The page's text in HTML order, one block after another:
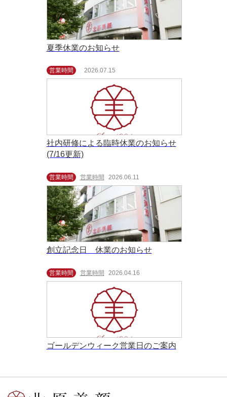
夏季休業のお知らせ
営業時間 2026.07.15
社内研修による臨時休業のお知らせ
(7/16更新)
営業時間 営業時間 2026.06.11
創立記念日 休業のお知らせ
営業時間 営業時間 2026.04.16
ゴールデンウィーク営業日のご案内